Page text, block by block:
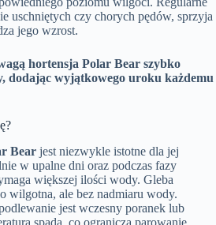
uschniętych czy chorych pędów, sprzyja
jego wzrost.
hortensja Polar Bear szybko
dodając wyjątkowego uroku każdemu
Bear jest niezwykle istotne dla jej
w upalne dni oraz podczas fazy
większej ilości wody. Gleba
wilgotna, ale bez nadmiaru wody.
jest wczesny poranek lub
spada, co ogranicza parowanie.